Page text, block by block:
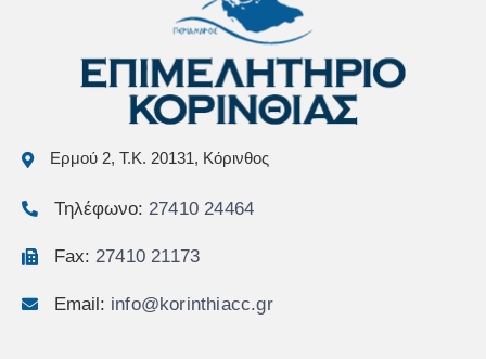
Ερμού 2, Τ.Κ. 20131, Κόρινθος
Τηλέφωνο: 27410 24464
Fax: 27410 21173
Email: info@korinthiacc.gr